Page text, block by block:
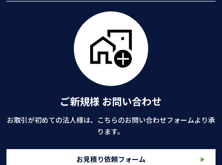
ご新規様 お問い合わせ
お取引が初めての法人様は、こちらのお問い合わせフォームより承
ります。
お見積り依頼フォーム